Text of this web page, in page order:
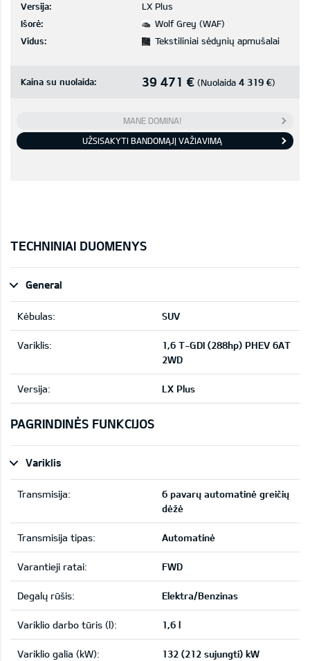
Versija:
LX Plus
Išorė:
Wolf Grey (WAF)
Vidus:
Tekstiliniai sėdynių apmušalai
Kaina su nuolaida: 39 471 € (Nuolaida 4 319 €)
MANE DOMINA!
UŽSISAKYTI BANDOMĄJĮ VAŽIAVIMĄ
TECHNINIAI DUOMENYS
General
Kėbulas: SUV
Variklis:
1,6 T-GDI (288hp) PHEV 6AT
2WD
Versija: LX Plus
PAGRINDINĖS FUNKCIJOS
Variklis
Transmisija:
6 pavarų automatinė greičių
dėžė
Transmisija tipas: Automatinė
Varantieji ratai: FWD
Degalų rūšis: Elektra/Benzinas
Variklio darbo tūris (l): 1,6 l
Variklio galia (kW): 132 (212 sujungti) kW